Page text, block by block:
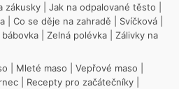
zákusky Jak na odpalované těsto
Co se děje na zahradě Svíčková
bábovka Zelná polévka
Zálivky na
Mleté maso Vepřové maso
Recepty pro začátečníky